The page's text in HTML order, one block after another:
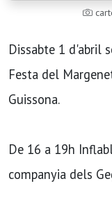
Dissabte 1 d'abril
Festa del
Guissona.
De 16 a 19h
companyia dels